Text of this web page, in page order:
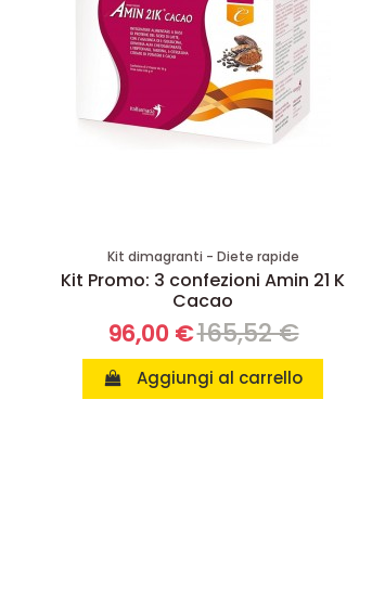
Kit dimagranti - Diete rapide
Kit Promo: 3 confezioni Amin 21 K
Cacao
96,00 €165,52 €
Aggiungi al carrello